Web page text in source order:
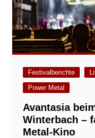
Festivalberichte
Power Metal
Avantasia
Winterbach –
Metal-Kino